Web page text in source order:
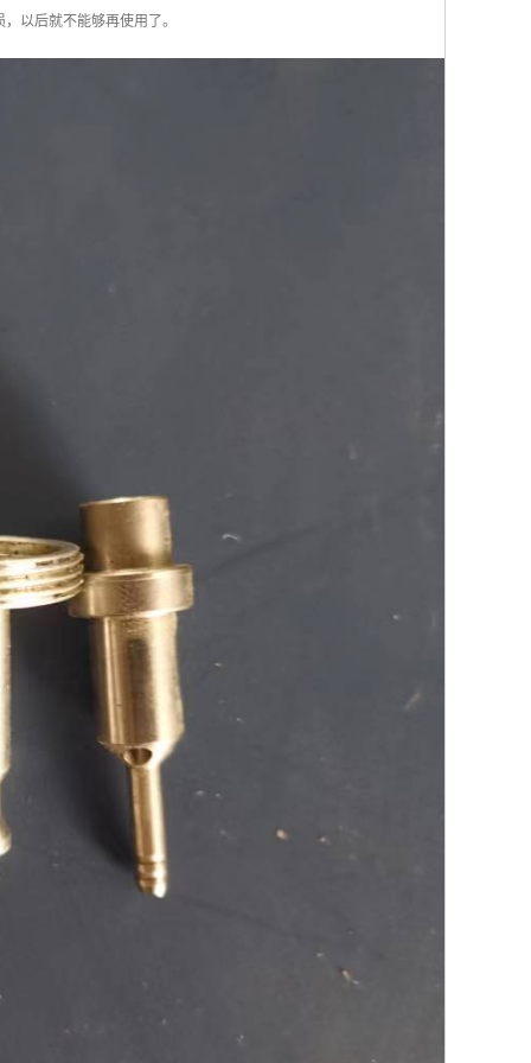
以后就不能够再使用了。